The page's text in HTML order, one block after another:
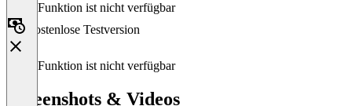
Diese Funktion ist nicht verfügbar
Kostenlose Testversion
Diese Funktion ist nicht verfügbar
Screenshots & Videos